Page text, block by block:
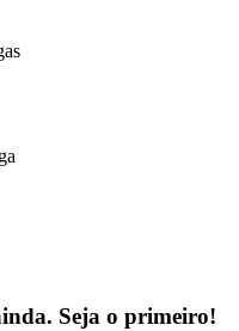
Seja o primeiro!